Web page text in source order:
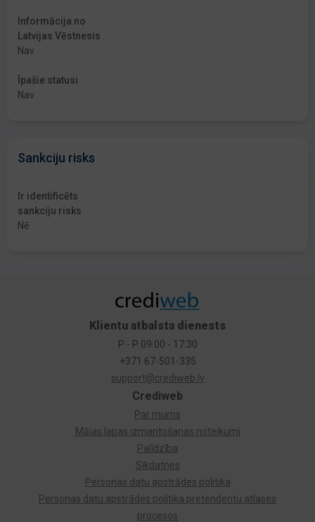
Informācija no
Latvijas Vēstnesis
Nav
Īpašie statusi
Nav
Sankciju risks
Ir identificēts
sankciju risks
Nē
Crediweb
Par mums
Mājas lapas izmantošanas noteikumi
Palīdzība
Sīkdatnes
Personas datu apstrādes politika
Personas datu apstrādes politika pretendentu atlases
procesos
Klientu atbalsta dienests
P - P 09:00 - 17:30
+371 67-501-335
support@crediweb.lv